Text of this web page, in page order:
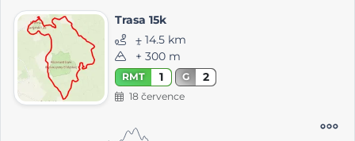
Trasa 15k
⨦ 14.5 km
+ 300 m
RMT 1 G 2
18 července